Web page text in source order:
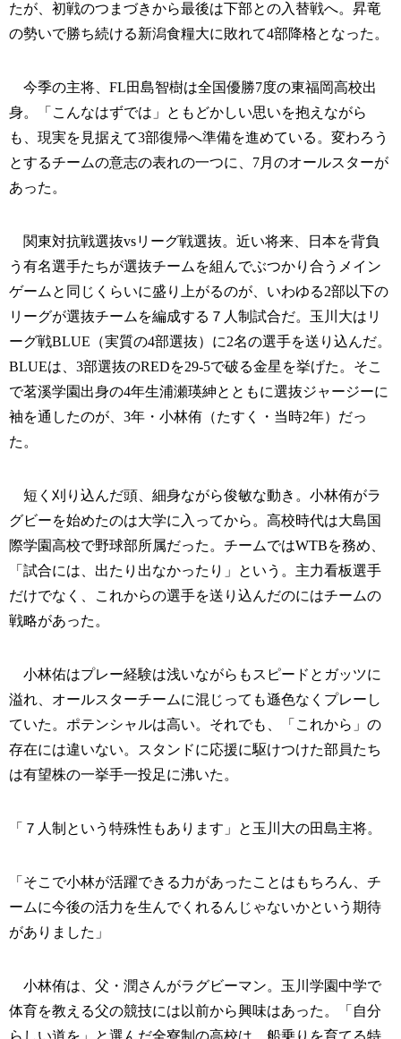
たが、初戦のつまづきから最後は下部との入替戦へ。昇竜
の勢いで勝ち続ける新潟食糧大に敗れて4部降格となった。
今季の主将、FL田島智樹は全国優勝7度の東福岡高校出
身。「こんなはずでは」ともどかしい思いを抱えながら
も、現実を見据えて3部復帰へ準備を進めている。変わろう
とするチームの意志の表れの一つに、7月のオールスターが
あった。
関東対抗戦選抜vsリーグ戦選抜。近い将来、日本を背負
う有名選手たちが選抜チームを組んでぶつかり合うメイン
ゲームと同じくらいに盛り上がるのが、いわゆる2部以下の
リーグが選抜チームを編成する７人制試合だ。玉川大はリ
ーグ戦BLUE（実質の4部選抜）に2名の選手を送り込んだ。
BLUEは、3部選抜のREDを29-5で破る金星を挙げた。そこ
で茗溪学園出身の4年生浦瀬瑛紳とともに選抜ジャージーに
袖を通したのが、3年・小林侑（たすく・当時2年）だっ
た。
短く刈り込んだ頭、細身ながら俊敏な動き。小林侑がラ
グビーを始めたのは大学に入ってから。高校時代は大島国
際学園高校で野球部所属だった。チームではWTBを務め、
「試合には、出たり出なかったり」という。主力看板選手
だけでなく、これからの選手を送り込んだのにはチームの
戦略があった。
小林佑はプレー経験は浅いながらもスピードとガッツに
溢れ、オールスターチームに混じっても遜色なくプレーし
ていた。ポテンシャルは高い。それでも、「これから」の
存在には違いない。スタンドに応援に駆けつけた部員たち
は有望株の一挙手一投足に沸いた。
「７人制という特殊性もあります」と玉川大の田島主将。
「そこで小林が活躍できる力があったことはもちろん、チ
ームに今後の活力を生んでくれるんじゃないかという期待
がありました」
小林侑は、父・潤さんがラグビーマン。玉川学園中学で
体育を教える父の競技には以前から興味はあった。「自分